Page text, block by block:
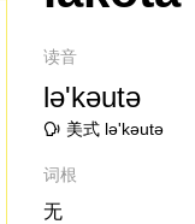
读音
lə'kəutə
美式 lə'kəutə
词根
无